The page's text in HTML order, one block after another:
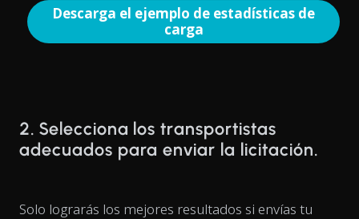
Descarga el ejemplo de estadísticas de
carga
2. Selecciona los transportistas
adecuados para enviar la licitación.
Solo lograrás los mejores resultados si envías tu